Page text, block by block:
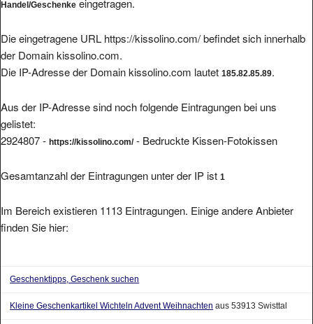
Handel/Geschenke eingetragen.
Die eingetragene URL https://kissolino.com/ befindet sich innerhalb
der Domain kissolino.com.
Die IP-Adresse der Domain kissolino.com lautet 185.82.85.89.
Aus der IP-Adresse sind noch folgende Eintragungen bei uns
gelistet:
2924807 - https://kissolino.com/- Bedruckte Kissen-Fotokissen
Gesamtanzahl der Eintragungen unter der IP ist 1
Im Bereich existieren 1113 Eintragungen. Einige andere Anbieter
finden Sie hier:
Geschenktipps, Geschenk suchen
Kleine Geschenkartikel Wichteln Advent Weihnachten aus 53913 Swisttal